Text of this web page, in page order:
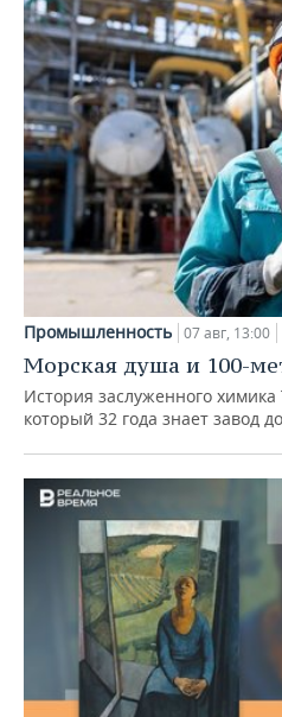
Промышленность 07 авг, 13:00
Морская душа и 100-
История заслуженного
который 32 года знает завод